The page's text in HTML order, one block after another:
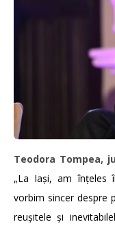
Teodora Tompea,
„La Iași, am
vorbim sincer despre
reușitele și